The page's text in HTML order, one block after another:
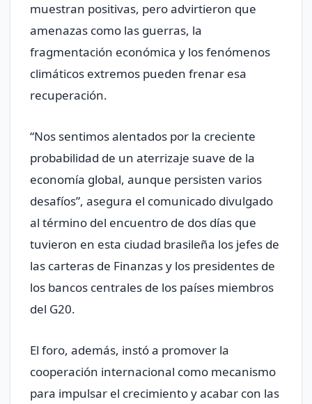
muestran positivas, pero advirtieron que
amenazas como las guerras, la
fragmentación económica y los fenómenos
climáticos extremos pueden frenar esa
recuperación.
“Nos sentimos alentados por la creciente
probabilidad de un aterrizaje suave de la
economía global, aunque persisten varios
desafíos”, asegura el comunicado divulgado
al término del encuentro de dos días que
tuvieron en esta ciudad brasileña los jefes de
las carteras de Finanzas y los presidentes de
los bancos centrales de los países miembros
del G20.
El foro, además, instó a promover la
cooperación internacional como mecanismo
para impulsar el crecimiento y acabar con las